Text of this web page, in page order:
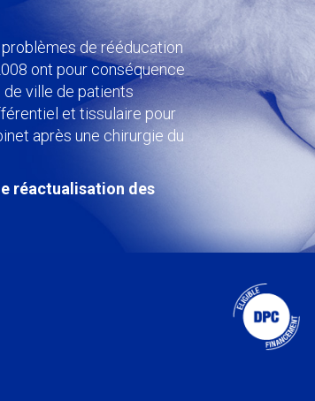
de rééducation
ont pour conséquence
de ville de patients
et tissulaire pour
après une chirurgie du
réactualisation des